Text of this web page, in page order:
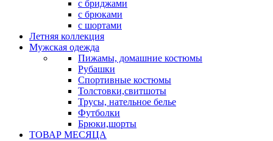
с бриджами
с брюками
с шортами
Летняя коллекция
Мужская одежда
Пижамы, домашние костюмы
Рубашки
Спортивные костюмы
Толстовки,свитшоты
Трусы, нательное белье
Футболки
Брюки,шорты
ТОВАР МЕСЯЦА